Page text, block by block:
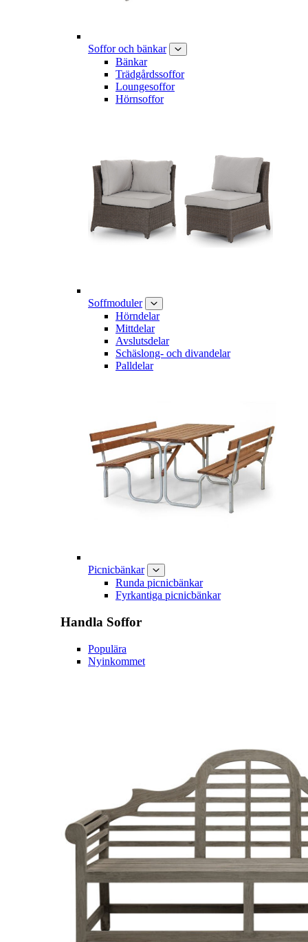
Soffor och bänkar
Bänkar
Trädgårdssoffor
Loungesoffor
Hörnsoffor
Soffmoduler
Hörndelar
Mittdelar
Avslutsdelar
Schäslong- och divandelar
Palldelar
Picnicbänkar
Runda picnicbänkar
Fyrkantiga picnicbänkar
Handla Soffor
Populära
Nyinkommet